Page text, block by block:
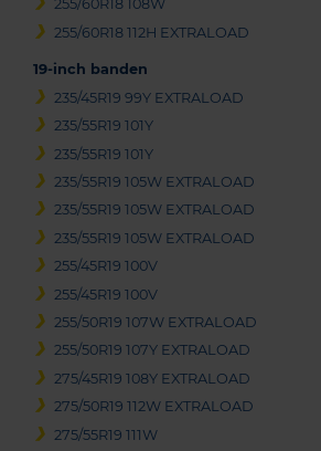
255/60R18 108W
255/60R18 112H EXTRALOAD
19-inch banden
235/45R19 99Y EXTRALOAD
235/55R19 101Y
235/55R19 101Y
235/55R19 105W EXTRALOAD
235/55R19 105W EXTRALOAD
235/55R19 105W EXTRALOAD
255/45R19 100V
255/45R19 100V
255/50R19 107W EXTRALOAD
255/50R19 107Y EXTRALOAD
275/45R19 108Y EXTRALOAD
275/50R19 112W EXTRALOAD
275/55R19 111W